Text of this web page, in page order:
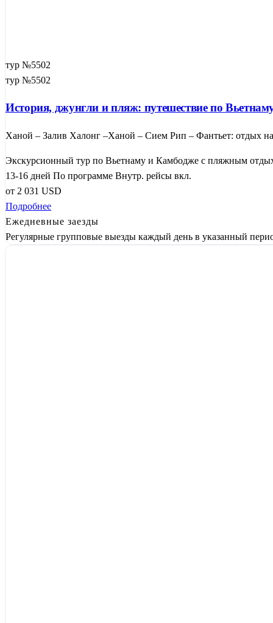
тур №5502
тур №5502
История, джунгли и пляж: путешествие по
Ханой – Залив Халонг –Ханой – Сием Рип – Фантьет: отдых
Экскурсионный тур по Вьетнаму и Камбодже с пляжным
13-16 дней По программе Внутр. рейсы вкл.
от 2 031 USD
Подробнее
Ежедневные заезды
Регулярные групповые выезды каждый день в указанный